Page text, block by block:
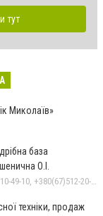
тут
Миколаїв»
база
О.І.
техніки, продаж